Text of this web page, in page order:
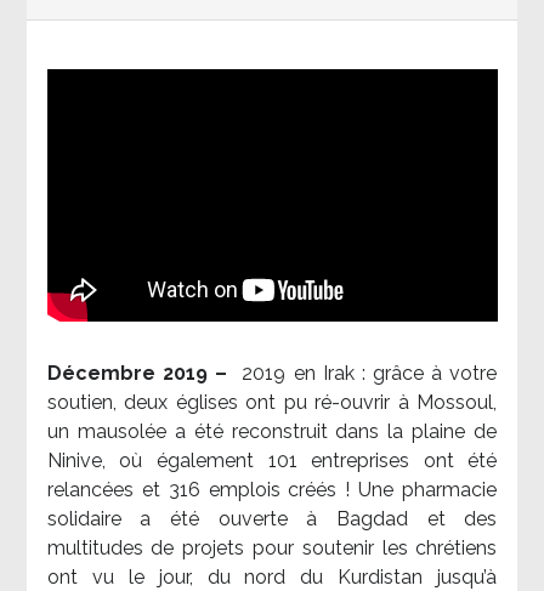
Décembre 2019 – 2019 en Irak : grâce à votre
soutien, deux églises ont pu ré-ouvrir à Mossoul,
un mausolée a été reconstruit dans la plaine de
Ninive, où également 101 entreprises ont été
relancées et 316 emplois créés ! Une pharmacie
solidaire a été ouverte à Bagdad et des
multitudes de projets pour soutenir les chrétiens
ont vu le jour, du nord du Kurdistan jusqu’à